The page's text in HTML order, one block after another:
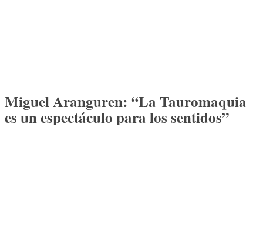
Miguel Aranguren: “La Tauromaquia
es un espectáculo para los sentidos”